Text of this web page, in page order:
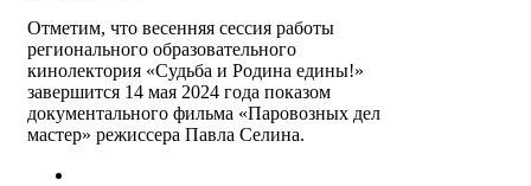
Отметим, что весенняя сессия работы
регионального образовательного
кинолектория «Судьба и Родина едины!»
завершится 14 мая 2024 года показом
документального фильма «Паровозных дел
мастер» режиссера Павла Селина.